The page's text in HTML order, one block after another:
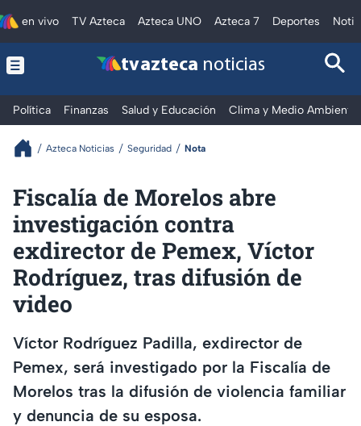
en vivo TV Azteca Azteca UNO Azteca 7 Deportes
tv azteca noticias
Política Finanzas Salud y Educación Clima y Medio Ambiente
Azteca Noticias Seguridad Nota
Fiscalía de Morelos abre
investigación contra
exdirector de Pemex, Víctor
Rodríguez, tras difusión de
video
Víctor Rodríguez Padilla, exdirector de
Pemex, será investigado por la Fiscalía de
Morelos tras la difusión de violencia familiar
y denuncia de su esposa.